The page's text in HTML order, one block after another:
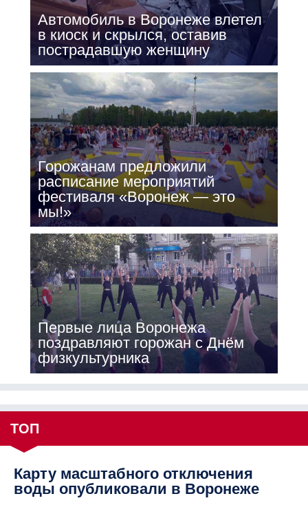
Автомобиль в Воронеже влетел
в киоск и скрылся, оставив
пострадавшую женщину
Горожанам предложили
расписание мероприятий
фестиваля «Воронеж — это
мы!»
Первые лица Воронежа
поздравляют горожан с Днём
физкультурника
ТОП
Карту масштабного отключения
воды опубликовали в Воронеже